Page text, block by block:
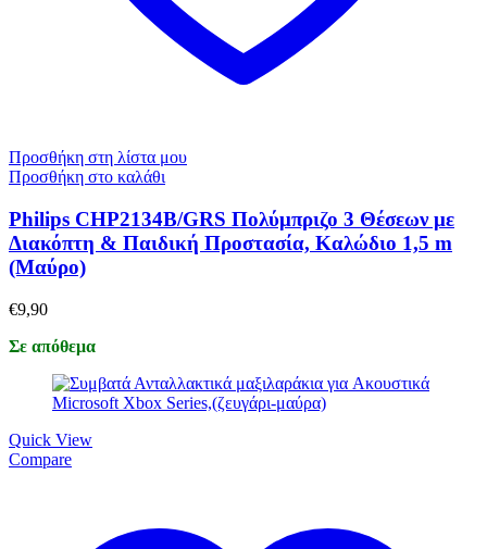
Προσθήκη στη λίστα μου
Προσθήκη στο καλάθι
Philips CHP2134B/GRS Πολύμπριζο 3 Θέσεων με
Διακόπτη & Παιδική Προστασία, Καλώδιο 1,5 m
(Μαύρο)
€9,90
Σε απόθεμα
Quick View
Compare